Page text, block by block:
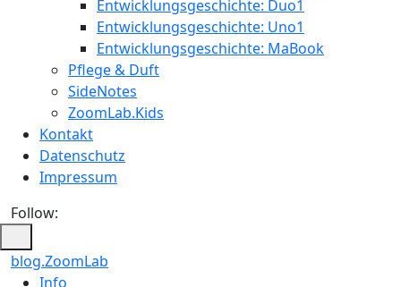
Entwicklungsgeschichte: Duo1
Entwicklungsgeschichte: Uno1
Entwicklungsgeschichte: MaBook
Pflege & Duft
SideNotes
ZoomLab.Kids
Kontakt
Datenschutz
Impressum
Follow:
blog.ZoomLab
Info